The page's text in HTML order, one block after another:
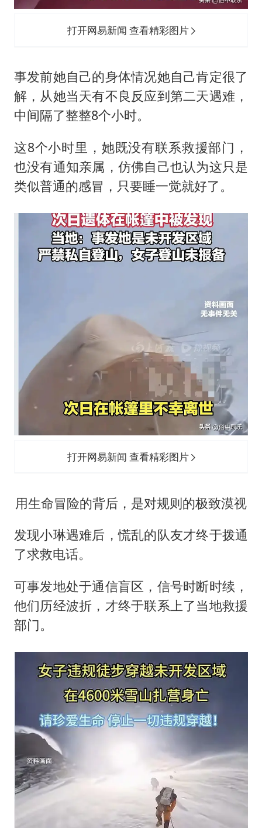
打开网易新闻 查看精彩图片
事发前她自己的身体情况她自己肯定很了
解，从她当天有不良反应到第二天遇难，
中间隔了整整8个小时。
这8个小时里，她既没有联系救援部门，
也没有通知亲属，仿佛自己也认为这只是
类似普通的感冒，只要睡一觉就好了。
打开网易新闻 查看精彩图片
用生命冒险的背后，是对规则的极致漠视
发现小琳遇难后，慌乱的队友才终于拨通
了求救电话。
可事发地处于通信盲区，信号时断时续，
他们历经波折，才终于联系上了当地救援
部门。